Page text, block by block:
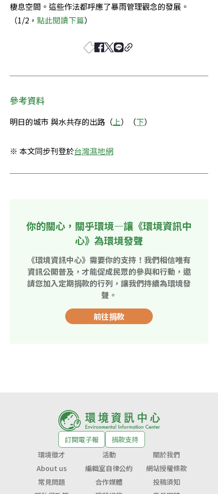
棲息空間。這些作法都呼應了暴雨管理觀念的發展。
（1/2， 點此閱讀下篇）
參考資料
明日的城市 與水共存的出路（上）（下）
※ 本文同步刊登於台灣濕地網
你的關心，關乎環境—讓《環境資訊中
心》為環境發聲
《環境資訊中心》需要你的支持！我們相信唯有
資訊公開普及，才能促成民眾的參與和行動，邀
請您加入定期捐款的行列，讓我們持續為環境發
聲。
前往捐款
訂閱電子報
捐款支持
環境徵才
活動
關於我們
About us
編輯室自律公約
網站授權條款
常見問題
合作媒體
投稿須知